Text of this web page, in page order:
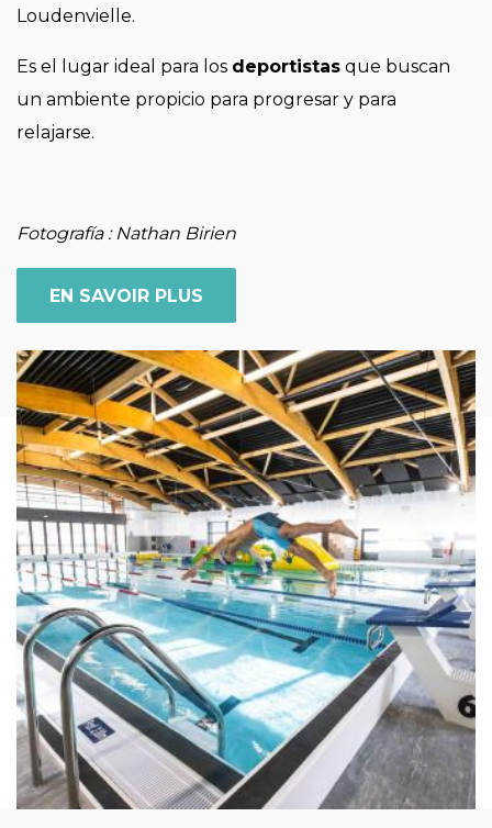
Loudenvielle.
Es el lugar ideal para los deportistas que buscan
un ambiente propicio para progresar y para
relajarse.
Fotografía : Nathan Birien
EN SAVOIR PLUS
Imagen